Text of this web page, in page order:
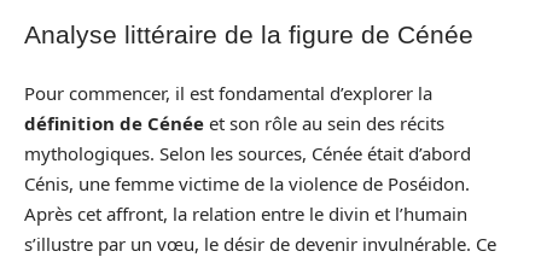
Analyse littéraire de la figure de Cénée
Pour commencer, il est fondamental d’explorer la
définition de Cénée et son rôle au sein des récits
mythologiques. Selon les sources, Cénée était d’abord
Cénis, une femme victime de la violence de Poséidon.
Après cet affront, la relation entre le divin et l’humain
s’illustre par un vœu, le désir de devenir invulnérable. Ce